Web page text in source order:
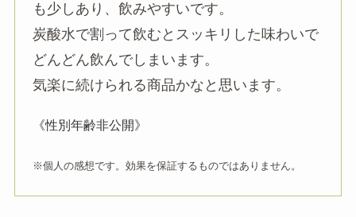
も少しあり、飲みやすいです。
炭酸水で割って飲むとスッキリした味わいで
どんどん飲んでしまいます。
気楽に続けられる商品かなと思います。
《性別年齢非公開》
※個人の感想です。効果を保証するものではありません。